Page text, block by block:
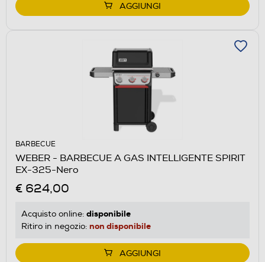
AGGIUNGI
BARBECUE
WEBER - BARBECUE A GAS INTELLIGENTE SPIRIT
EX-325-Nero
€ 624,00
Acquisto online: disponibile
Ritiro in negozio: non disponibile
AGGIUNGI